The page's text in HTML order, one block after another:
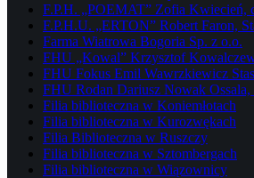
F.P.H. „POEMAT” Zofia Kwiecień,
F.P.H.U. „ERTON” Robert Faron,
Farma Wiatrowa Bogoria Sp. z o.o.
FHU „Kowal” Krzysztof
FHU Fokus Emil Wawrzkiewicz
FHU Rodan Dariusz Nowak Ossala,
Filia biblioteczna w Koniemłotach
Filia biblioteczna w Kurozwękach
Filia Biblioteczna w Ruszczy
Filia biblioteczna w Sztombergach
Filia biblioteczna w Wiązownicy